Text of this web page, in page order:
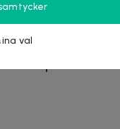
köpt
val